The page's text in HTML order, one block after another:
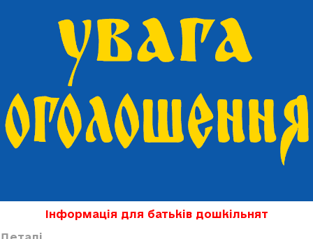
Інформація для батьків дошкільнят